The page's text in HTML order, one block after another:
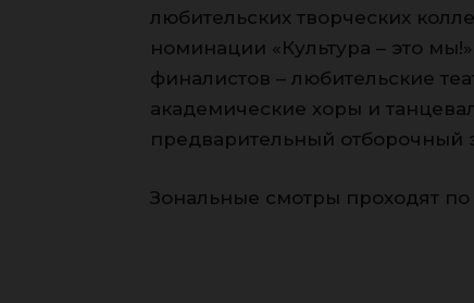
любительских творческих
номинации «Культура – это
финалистов – любительские
академические хоры и
предварительный отборочный
Зональные смотры проходят